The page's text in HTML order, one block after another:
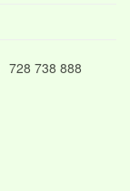
728 738 888